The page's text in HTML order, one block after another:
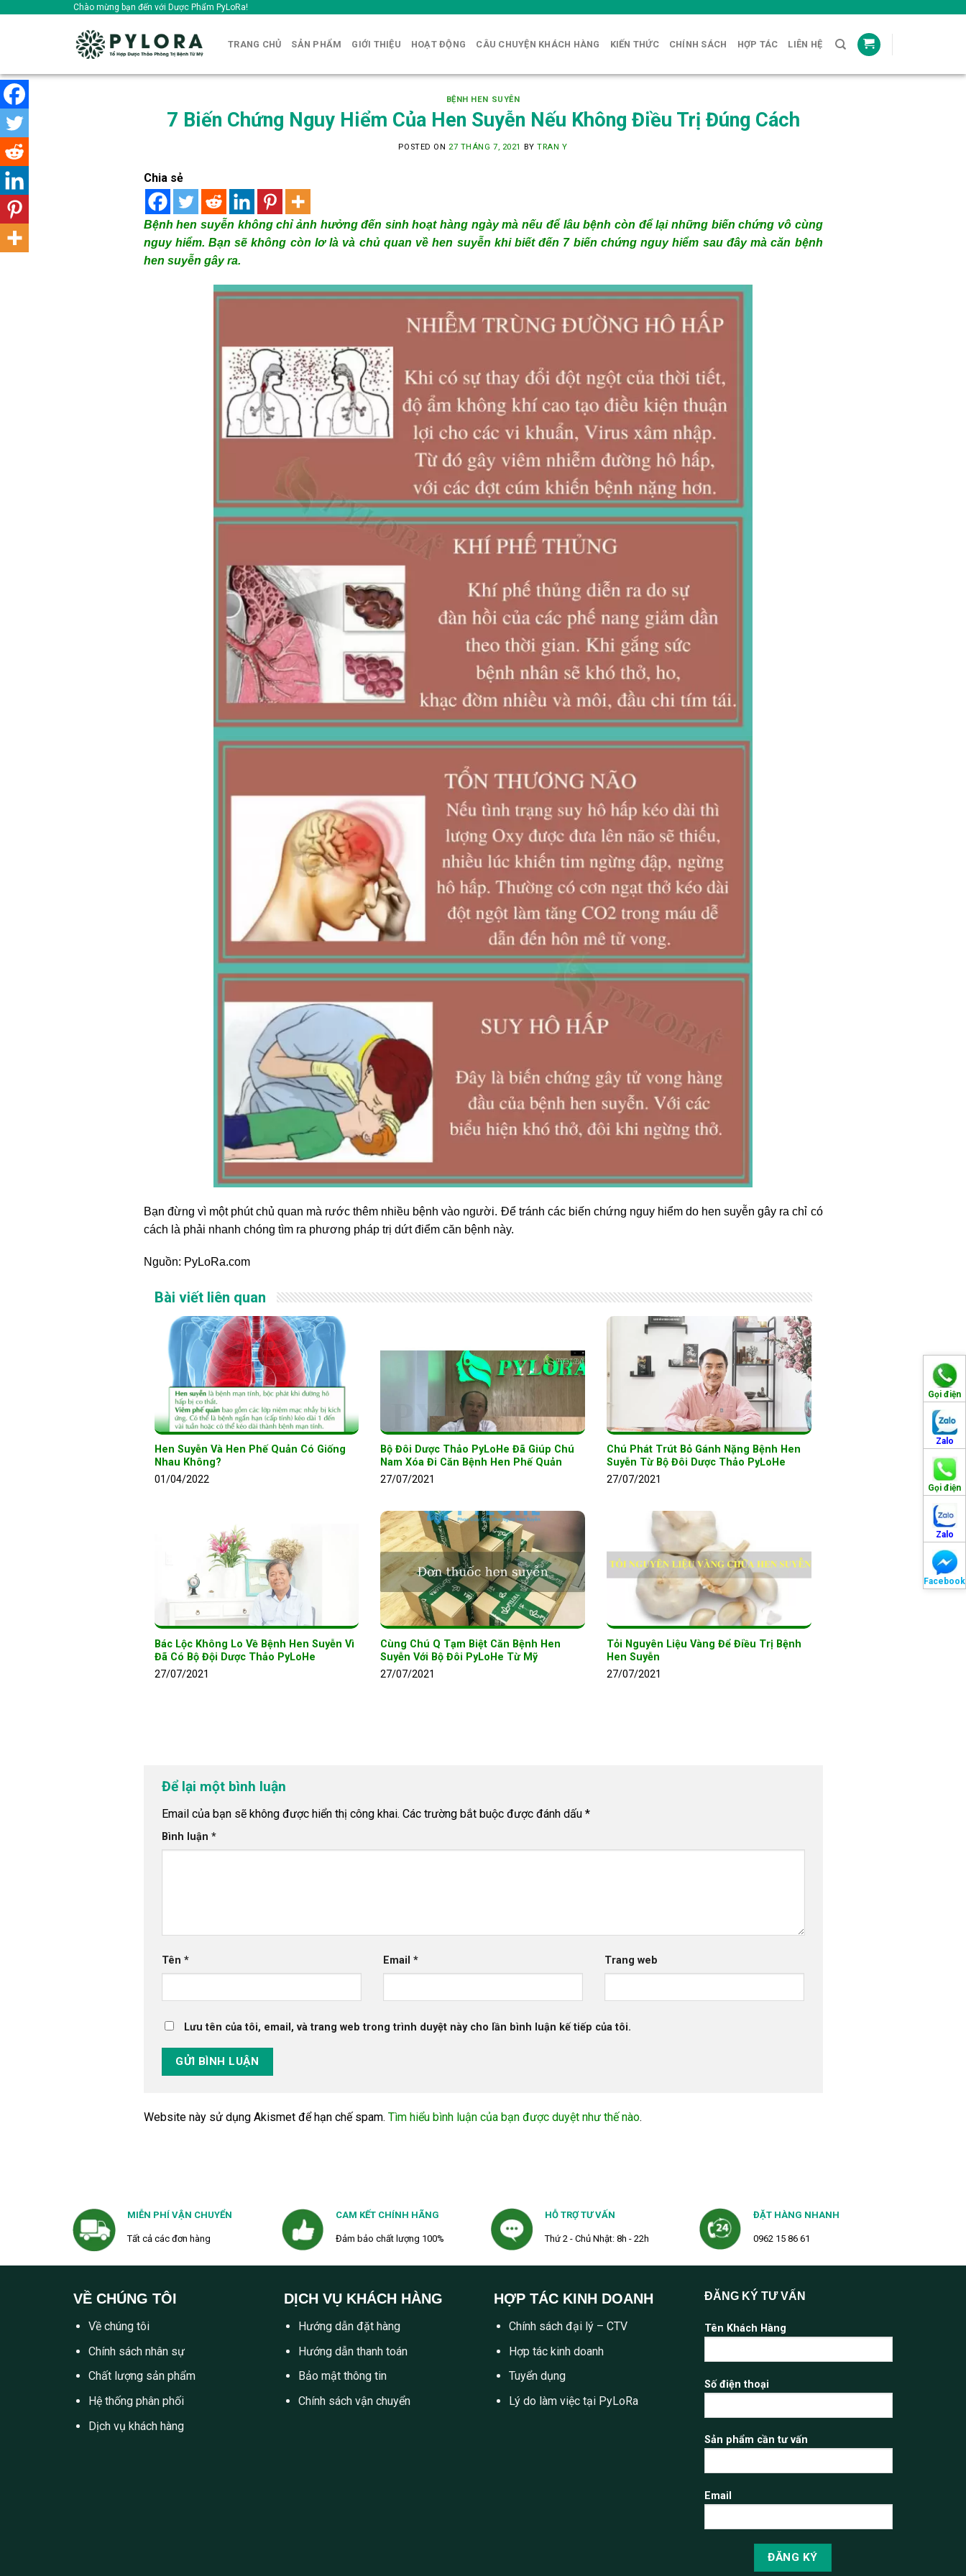
Chào mừng bạn đến với Dược Phẩm PyLoRa!
TRANG CHỦ SẢN PHẨM GIỚI THIỆU HOẠT ĐỘNG CÂU CHUYỆN KHÁCH HÀNG KIẾN THỨC CHÍNH SÁCH HỢP TÁC LIÊN HỆ
Gọi điện
Zalo
Gọi điện
Zalo
Facebook
BỆNH HEN SUYỄN
7 Biến Chứng Nguy Hiểm Của Hen Suyễn Nếu Không Điều Trị Đúng Cách
POSTED ON 27 THÁNG 7, 2021 BYTRAN Y
Chia sẻ
Bệnh hen suyễn không chỉ ảnh hưởng đến sinh hoạt hàng ngày mà nếu để lâu bệnh còn để lại những biến chứng vô cùng
nguy hiểm. Bạn sẽ không còn lơ là và chủ quan về hen suyễn khi biết đến 7 biến chứng nguy hiểm sau đây mà căn bệnh
hen suyễn gây ra.
Bạn đừng vì một phút chủ quan mà rước thêm nhiều bệnh vào người. Để tránh các biến chứng nguy hiểm do hen suyễn gây ra chỉ có
cách là phải nhanh chóng tìm ra phương pháp trị dứt điểm căn bệnh này.
Nguồn: PyLoRa.com
Bài viết liên quan
Hen Suyễn Và Hen Phế Quản Có Giống
Nhau Không?
01/04/2022
Bộ Đôi Dược Thảo PyLoHe Đã Giúp Chú
Nam Xóa Đi Căn Bệnh Hen Phế Quản
27/07/2021
Chú Phát Trút Bỏ Gánh Nặng Bệnh Hen
Suyễn Từ Bộ Đôi Dược Thảo PyLoHe
27/07/2021
Bác Lộc Không Lo Về Bệnh Hen Suyễn Vì
Đã Có Bộ Đội Dược Thảo PyLoHe
27/07/2021
Cùng Chú Q Tạm Biệt Căn Bệnh Hen
Suyễn Với Bộ Đôi PyLoHe Từ Mỹ
27/07/2021
Tỏi Nguyên Liệu Vàng Để Điều Trị Bệnh
Hen Suyễn
27/07/2021
Để lại một bình luận
Email của bạn sẽ không được hiển thị công khai. Các trường bắt buộc được đánh dấu *
Bình luận *
Tên * Email * Trang web
Lưu tên của tôi, email, và trang web trong trình duyệt này cho lần bình luận kế tiếp của tôi.
Website này sử dụng Akismet để hạn chế spam. Tìm hiểu bình luận của bạn được duyệt như thế nào.
MIỄN PHÍ VẬN CHUYỂN
Tất cả các đơn hàng
CAM KẾT CHÍNH HÃNG
Đảm bảo chất lượng 100%
HỖ TRỢ TƯ VẤN
Thứ 2 - Chủ Nhật: 8h - 22h
ĐẶT HÀNG NHANH
0962 15 86 61
VỀ CHÚNG TÔI
Về chúng tôi
Chính sách nhân sự
Chất lượng sản phẩm
Hệ thống phân phối
Dịch vụ khách hàng
DỊCH VỤ KHÁCH HÀNG
Hướng dẫn đặt hàng
Hướng dẫn thanh toán
Bảo mật thông tin
Chính sách vận chuyển
HỢP TÁC KINH DOANH
Chính sách đại lý – CTV
Hợp tác kinh doanh
Tuyển dụng
Lý do làm việc tại PyLoRa
ĐĂNG KÝ TƯ VẤN
Tên Khách Hàng
Số điện thoại
Sản phẩm cần tư vấn
Email